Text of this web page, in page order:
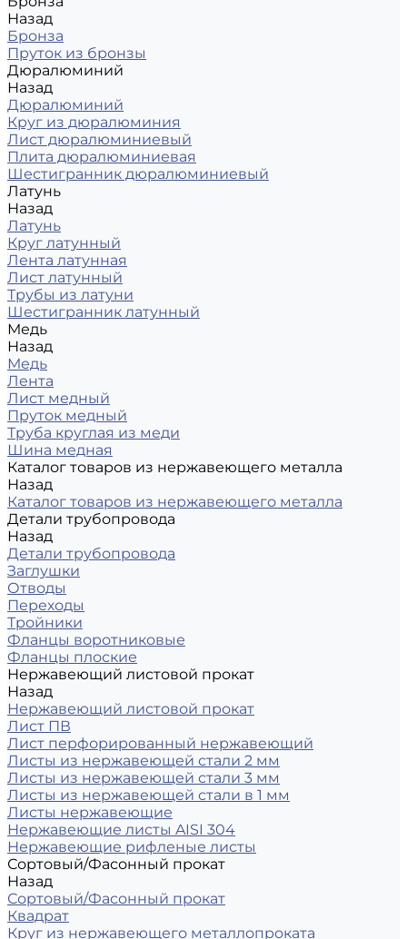
Назад
Бронза
Пруток из бронзы
Дюралюминий
Назад
Дюралюминий
Круг из дюралюминия
Лист дюралюминиевый
Плита дюралюминиевая
Шестигранник дюралюминиевый
Латунь
Назад
Латунь
Круг латунный
Лента латунная
Лист латунный
Трубы из латуни
Шестигранник латунный
Медь
Назад
Медь
Лента
Лист медный
Пруток медный
Труба круглая из меди
Шина медная
Каталог товаров из нержавеющего металла
Назад
Каталог товаров из нержавеющего металла
Детали трубопровода
Назад
Детали трубопровода
Заглушки
Отводы
Переходы
Тройники
Фланцы воротниковые
Фланцы плоские
Нержавеющий листовой прокат
Назад
Нержавеющий листовой прокат
Лист ПВ
Лист перфорированный нержавеющий
Листы из нержавеющей стали 2 мм
Листы из нержавеющей стали 3 мм
Листы из нержавеющей стали в 1 мм
Листы нержавеющие
Нержавеющие листы AISI 304
Нержавеющие рифленые листы
Сортовый/Фасонный прокат
Назад
Сортовый/Фасонный прокат
Квадрат
Круг из нержавеющего металлопроката